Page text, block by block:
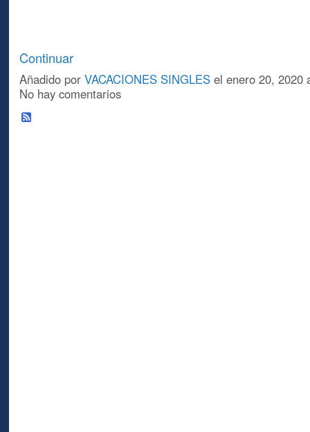
Continuar
Añadido por VACACIONES SINGLESel enero 20, 2020
No hay comentarios